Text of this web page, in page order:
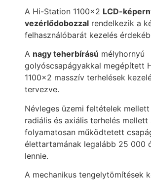
A Hi-Station 1100×2 LCD-
vezérlődobozzal rendelkezik a
felhasználóbarát kezelés
A nagy teherbírású mélyhornyú
golyóscsapágyakkal megépített
1100×2 masszív terhelések
tervezve.
Névleges üzemi feltételek
radiális és axiális terhelés mellett
folyamatosan működtetett
élettartamának legalább 25 000
lennie.
A mechanikus tengelytömítések